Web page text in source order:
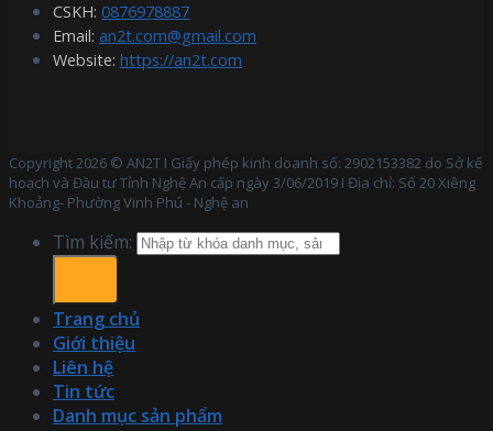
CSKH: 0876978887
Email: an2t.com@gmail.com
Website: https://an2t.com
Copyright 2026 © AN2T I Giấy phép kinh doanh số: 2902153382 do Sở kế
hoạch và Đầu tư Tỉnh Nghệ An cấp ngày 3/06/2019 I Địa chỉ: Số 20 Xiêng
Khoảng- Phường Vinh Phú - Nghệ an
Tìm kiếm:
Trang chủ
Giới thiệu
Liên hệ
Tin tức
Danh mục sản phẩm